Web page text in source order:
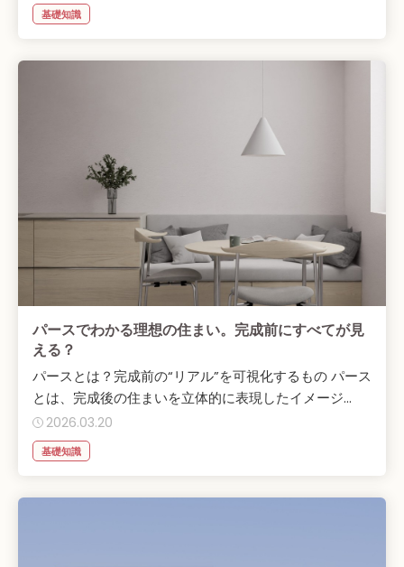
基礎知識
パースでわかる理想の住まい。完成前にすべてが見
える？
パースとは？完成前の“リアル”を可視化するもの パース
とは、完成後の住まいを立体的に表現したイメージ...
2026.03.20
基礎知識